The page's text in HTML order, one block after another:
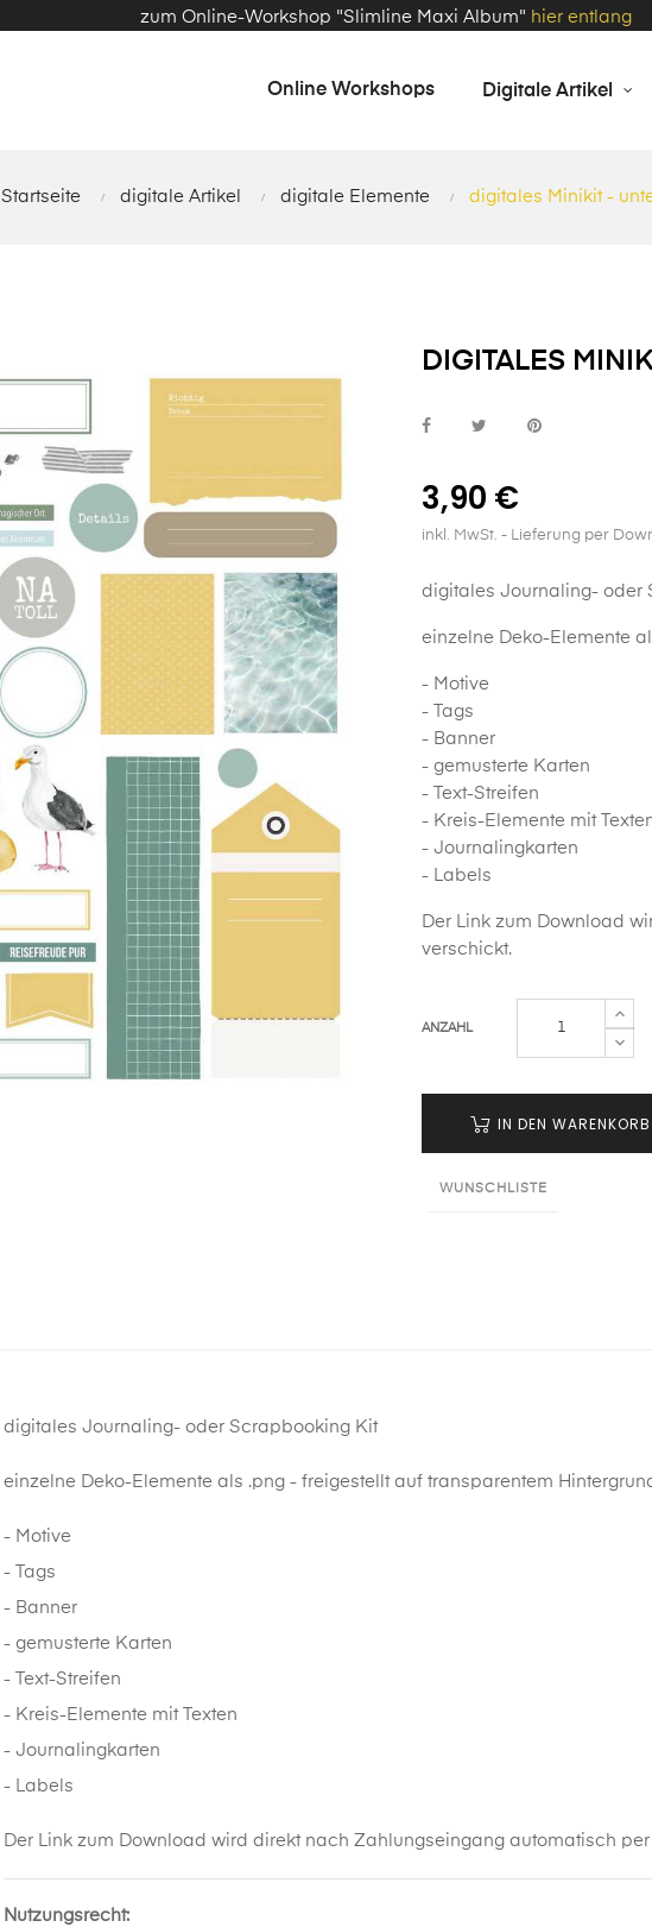
zum Online-Workshop "Slimline Maxi Album" hier entlang
Online Workshops Digitale Artikel
Startseite digitale Artikel digitale Elemente digitales Minikit -
DIGITALES
3,90 €
inkl. MwSt. - Lieferung per
digitales Journaling- oder
einzelne Deko-Elemente
- Motive
- Tags
- Banner
- gemusterte Karten
- Text-Streifen
- Kreis-Elemente mit
- Journalingkarten
- Labels
Der Link zum Download
verschickt.
ANZAHL
IN DEN WARENKORB
WUNSCHLISTE
digitales Journaling- oder Scrapbooking Kit
einzelne Deko-Elemente als .png - freigestellt auf transparentem
- Motive
- Tags
- Banner
- gemusterte Karten
- Text-Streifen
- Kreis-Elemente mit Texten
- Journalingkarten
- Labels
Der Link zum Download wird direkt nach Zahlungseingang automatisch
Nutzungsrecht: